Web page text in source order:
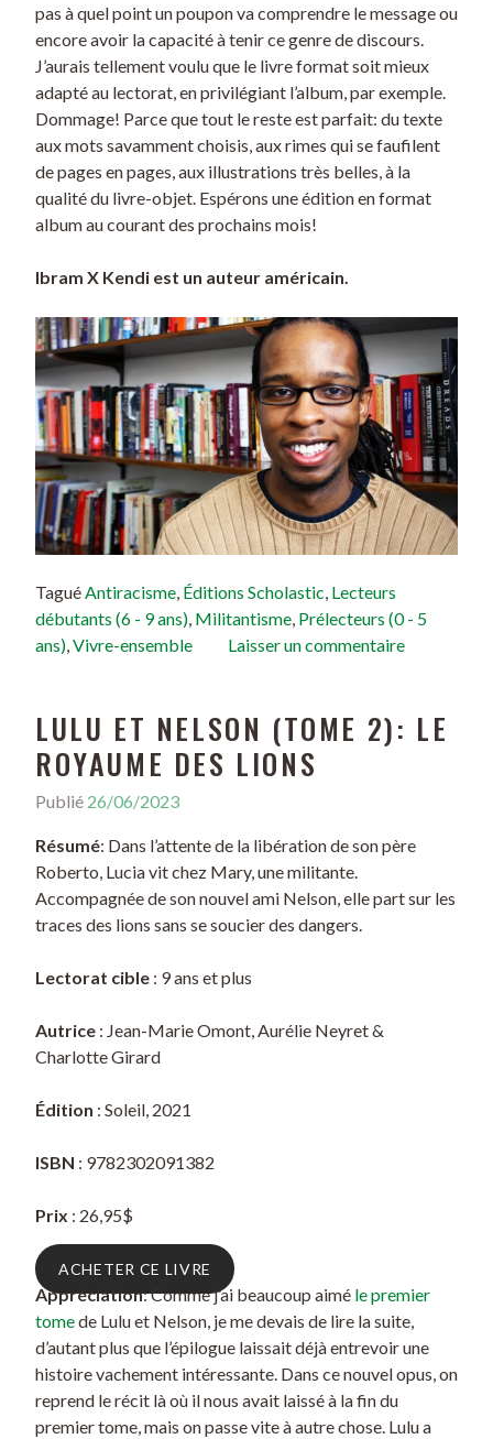
pas à quel point un poupon va comprendre le message ou
encore avoir la capacité à tenir ce genre de discours.
J’aurais tellement voulu que le livre format soit mieux
adapté au lectorat, en privilégiant l’album, par exemple.
Dommage! Parce que tout le reste est parfait: du texte
aux mots savamment choisis, aux rimes qui se faufilent
de pages en pages, aux illustrations très belles, à la
qualité du livre-objet. Espérons une édition en format
album au courant des prochains mois!
Ibram X Kendi est un auteur américain.
TaguéAntiracisme, Éditions Scholastic, Lecteurs
débutants (6 - 9 ans), Militantisme, Prélecteurs (0 - 5
ans),Vivre-ensemble Laisser un commentaire
LULU ET NELSON (TOME 2): LE
ROYAUME DES LIONS
Publié 26/06/2023
Résumé: Dans l’attente de la libération de son père
Roberto, Lucia vit chez Mary, une militante.
Accompagnée de son nouvel ami Nelson, elle part sur les
traces des lions sans se soucier des dangers.
Lectorat cible : 9 ans et plus
Autrice : Jean-Marie Omont, Aurélie Neyret &
Charlotte Girard
Édition : Soleil, 2021
ISBN : 9782302091382
Prix : 26,95$
ACHETER CE LIVRE
Appréciation: Comme j’ai beaucoup aimé le premier
tomede Lulu et Nelson, je me devais de lire la suite,
d’autant plus que l’épilogue laissait déjà entrevoir une
histoire vachement intéressante. Dans ce nouvel opus, on
reprend le récit là où il nous avait laissé à la fin du
premier tome, mais on passe vite à autre chose. Lulu a